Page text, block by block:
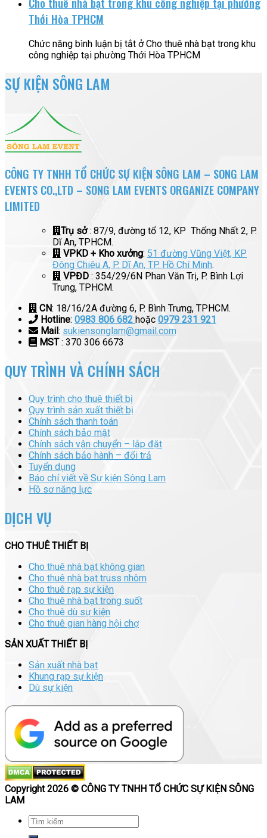
Thới Hòa TPHCM
Chức năng bình luận bị tắt ở Cho thuê nhà bạt trong khu
công nghiệp tại phường Thới Hòa TPHCM
SỰ KIỆN SÔNG LAM
CÔNG TY TNHH TỔ CHỨC SỰ KIỆN SÔNG LAM – SONG LAM
EVENTS CO.,LTD – SONG LAM EVENTS ORGANIZE COMPANY
LIMITED
Trụ sở: 87/9, đường tổ 12, KP Thống Nhất 2, P.
Dĩ An, TPHCM.
VPKD + Kho xưởng: 51 đường Vũng Việt, KP
Đông Chiêu A, P. Dĩ An, TP. Hồ Chí Minh.
VPĐD : 354/29/6N Phan Văn Trị, P. Bình Lợi
Trung, TPHCM.
CN: 18/16/2A đường 6, P. Bình Trưng, TPHCM.
Hotline: 0983 806 682 hoặc 0979 231 921
Mail: sukiensonglam@gmail.com
MST: 370 306 6673
QUY TRÌNH VÀ CHÍNH SÁCH
Quy trình cho thuê thiết bị
Quy trình sản xuất thiết bị
Chính sách thanh toán
Chính sách bảo mật
Chính sách vận chuyển – lắp đặt
Chính sách bảo hành – đổi trả
Tuyển dụng
Báo chí viết về Sự kiện Sông Lam
Hồ sơ năng lực
DỊCH VỤ
CHO THUÊ THIẾT BỊ
Cho thuê nhà bạt không gian
Cho thuê nhà bạt truss nhôm
Cho thuê rạp sự kiện
Cho thuê nhà bạt trong suốt
Cho thuê dù sự kiện
Cho thuê gian hàng hội chợ
SẢN XUẤT THIẾT BỊ
Sản xuất nhà bạt
Khung rạp sự kiện
Dù sự kiện
Copyright 2026 © CÔNG TY TNHH TỔ CHỨC SỰ KIỆN SÔNG
LAM